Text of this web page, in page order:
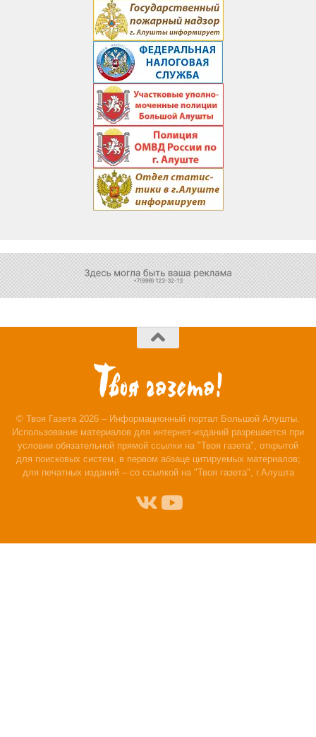
© Твоя Газета 2026 – Информационный портал Большой Алушты.
Использование материалов для интернет-изданий разрешается при
условии обязательной прямой ссылки на "Твоя газета", открытой
для поисковых систем, в первом абзаце цитируемых материалов;
для печатных изданий – со ссылкой на "Твоя газета", г.Алушта